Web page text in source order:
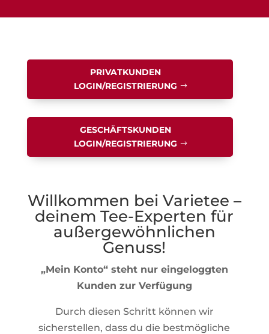
PRIVATKUNDEN
LOGIN/REGISTRIERUNG
GESCHÄFTSKUNDEN
LOGIN/REGISTRIERUNG
Willkommen bei Varietee –
deinem Tee-Experten für
außergewöhnlichen
Genuss!
„Mein Konto“ steht nur eingeloggten
Kunden zur Verfügung
Durch diesen Schritt können wir
sicherstellen, dass du die bestmögliche